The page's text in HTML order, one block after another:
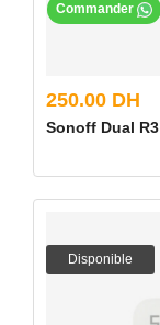
250.00 DH
Sonoff Dual R3
Commander
Disponible